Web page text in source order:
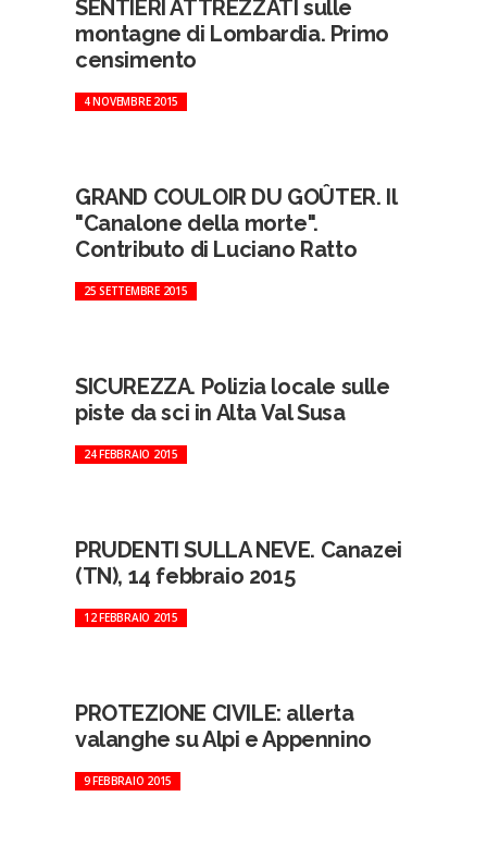
SENTIERI ATTREZZATI sulle
montagne di Lombardia. Primo
censimento
4 NOVEMBRE 2015
GRAND COULOIR DU GOÛTER. Il
"Canalone della morte".
Contributo di Luciano Ratto
25 SETTEMBRE 2015
SICUREZZA. Polizia locale sulle
piste da sci in Alta Val Susa
24 FEBBRAIO 2015
PRUDENTI SULLA NEVE. Canazei
(TN), 14 febbraio 2015
12 FEBBRAIO 2015
PROTEZIONE CIVILE: allerta
valanghe su Alpi e Appennino
9 FEBBRAIO 2015